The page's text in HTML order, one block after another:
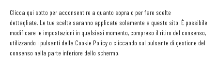
Clicca qui sotto per acconsentire a quanto sopra o per fare scelte
dettagliate. Le tue scelte saranno applicate solamente a questo sito. È possibile
modificare le impostazioni in qualsiasi momento, compreso il ritiro del consenso,
utilizzando i pulsanti della Cookie Policy o cliccando sul pulsante di gestione del
consenso nella parte inferiore dello schermo.
05/03/2022
Acquaverderiso propone ancheCorsi taylor madeper ristoratori,
produttori, aziende, personalizzati in base alle esigenze del cliente.
I temi dei corsi possono variare dallo studio della materia prima e